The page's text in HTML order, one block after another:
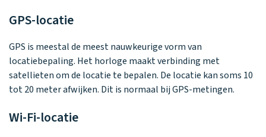
Ontdek alle
horloges
Stichting
Jarige Job
GPS-locatie
GPS is meestal de meest nauwkeurige vorm van
locatiebepaling. Het horloge maakt verbinding met
satellieten om de locatie te bepalen. De locatie kan soms 10
tot 20 meter afwijken. Dit is normaal bij GPS-metingen.
Wi-Fi-locatie